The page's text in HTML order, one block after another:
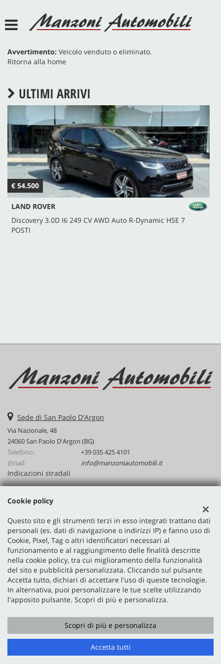
LISTA VEICOLI
ACQUISTIAMO USATO
ASSISTENZA
DEF POINT
JEEP POINT
Avvertimento: Veicolo venduto o eliminato.
Ritorna alla home
ULTIMI ARRIVI
€ 54.500
LAND ROVER
Discovery 3.0D I6 249 CV AWD Auto R-Dynamic HSE 7
POSTI
Sede di San Paolo D'Argon
Via Nazionale, 48
24060 San Paolo D'Argon (BG)
Telefono:
+39 035 425 4101
Email:
info@manzoniautomobili.it
Indicazioni stradali
Dati fiscali:
Manzoni Automobili Srl
Via Nazionale, 48, San Paolo D'Argon (BG)
P.IVA:02641590167
Registro delle imprese: BG
N°02641590167
Copyright © 2026 GestionaleAuto.com S.r.l., Tutti i diritti
Leggi l'informativa sulla privacy
Sito creato da:GestionaleAuto.com
Cookie policy
Questo sito e gli strumenti terzi in esso integrati trattano dati
personali (es. dati di navigazione o indirizzi IP) e fanno uso di
Cookie, Pixel, Tag o altri identificatori necessari al
funzionamento e al raggiungimento delle finalità descritte
nella cookie policy, tra cui miglioramento della funzionalità
del sito e pubblicità personalizzata. Cliccando sul pulsante
Accetta tutto, dichiari di accettare l'uso di queste tecnologie.
In alternativa, puoi personalizzare le tue scelte utilizzando
l'apposito pulsante. Scopri di più e personalizza.
Scopri di più e personalizza
Accetta tutti